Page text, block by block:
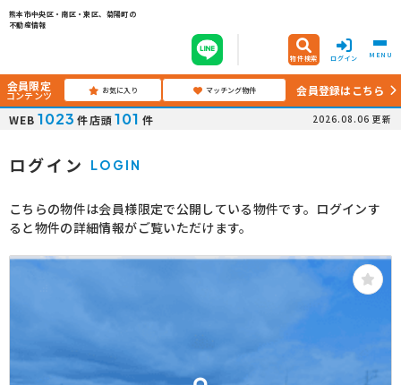
熊本市中央区・南区・東区、菊陽町の
不動産情報
物件検索 ログイン MENU
会員限定
コンテンツ お気に入り マッチング物件
会員登録はこちら
WEB 1023 件店頭101 件 2026.08.06 更新
ログイン LOGIN
こちらの物件は会員様限定で公開している物件です。ログインす
ると物件の詳細情報がご覧いただけます。